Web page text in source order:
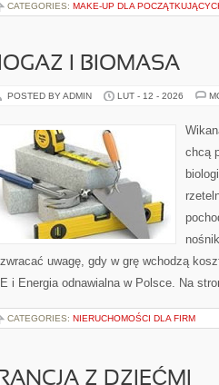
CATEGORIES: MAKE-UP DLA
I BIOMASA
POSTED BY ADMIN LUT - 12 - 2026
chcą
uwagę, gdy w grę wchodzą
i Energia odnawialna w Polsce. Na
CATEGORIES: NIERUCHOMOŚCI DLA FIRM
Z DZIEĆMI